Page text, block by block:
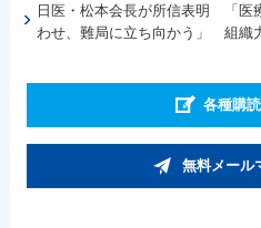
日医・松本会長が所信表明 「医
わせ、難局に立ち向かう」 組織
各種購
無料メール